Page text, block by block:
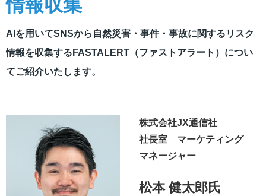
AIを用いてSNSから自然災害・事件・事故に関するリスク
情報を収集するFASTALERT（ファストアラート）につい
てご紹介いたします。
株式会社JX通信社
社長室 マーケティング
マネージャー
松本 健太郎氏